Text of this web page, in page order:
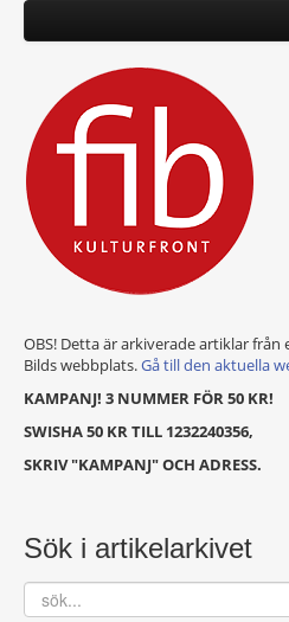
OBS! Detta är arkiverade artiklar från
Bilds webbplats.Gå till den aktuella
KAMPANJ! 3 NUMMER FÖR 50 KR!
SWISHA 50 KR TILL 1232240356,
SKRIV "KAMPANJ" OCH ADRESS.
Sök i artikelarkivet
sök...